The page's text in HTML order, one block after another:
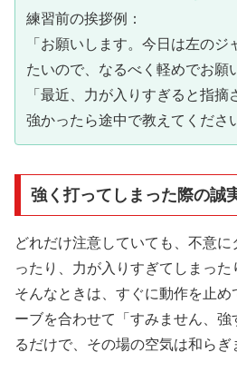
練習前の挨拶例：
「お願いします。今日は左のジ
たいので、なるべく軽めでお願
「最近、力が入りすぎると指摘
強かったら途中で教えてくださ
強く打ってしまった際の誠
どれだけ注意していても、不意に
ったり、力が入りすぎてしまった
そんなときは、すぐに動作を止め
ーブを合わせて「すみません、強
るだけで、その場の空気は和らぎ